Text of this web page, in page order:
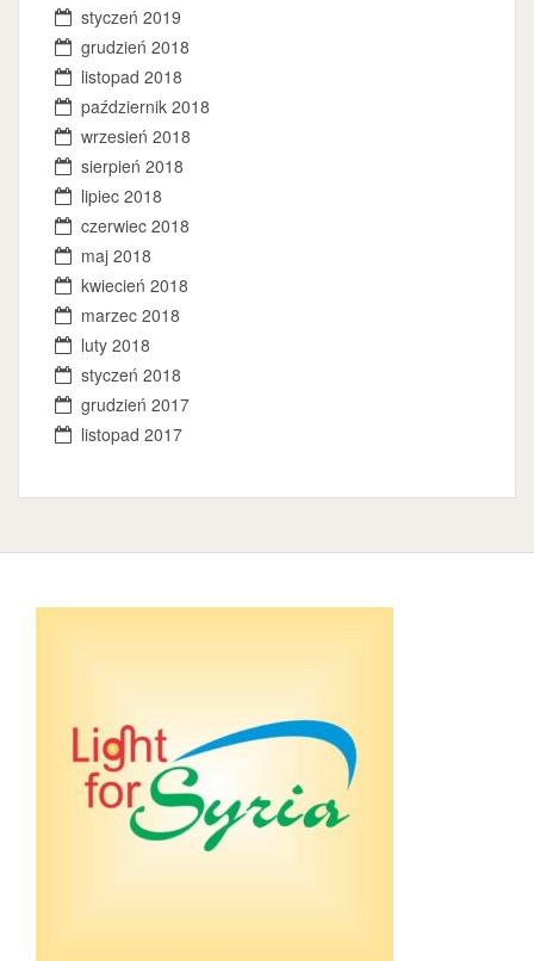
styczeń 2019
grudzień 2018
listopad 2018
październik 2018
wrzesień 2018
sierpień 2018
lipiec 2018
czerwiec 2018
maj 2018
kwiecień 2018
marzec 2018
luty 2018
styczeń 2018
grudzień 2017
listopad 2017